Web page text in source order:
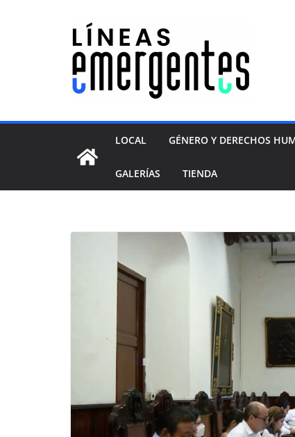
LOCAL GÉNERO Y DERECHOS
GALERÍAS TIENDA